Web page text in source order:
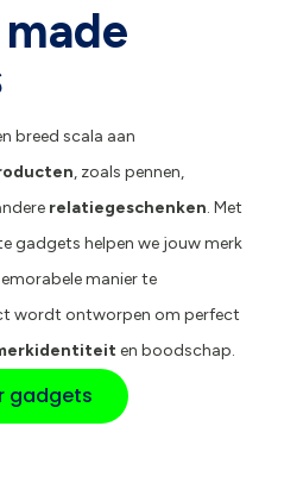
breed scala aan
, zoals pennen,
relatiegeschenken. Met
gadgets helpen we jouw merk
manier te
wordt ontworpen om perfect
en boodschap.
gadgets